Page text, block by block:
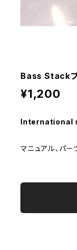
Bass Stackプ
¥1,200
International
マニュアル、パー